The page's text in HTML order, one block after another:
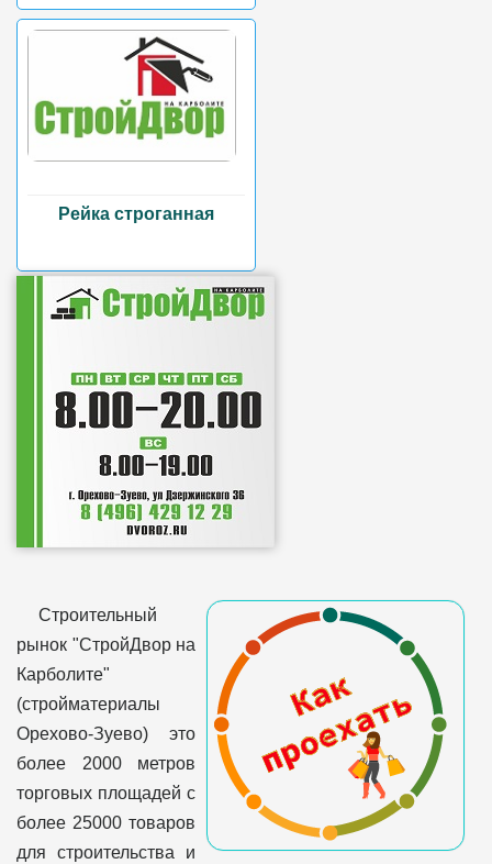
Рейка строганная
Строительный
рынок "СтройДвор на
Карболите"
(стройматериалы
Орехово-Зуево) это
более 2000 метров
торговых площадей с
более 25000 товаров
для строительства и